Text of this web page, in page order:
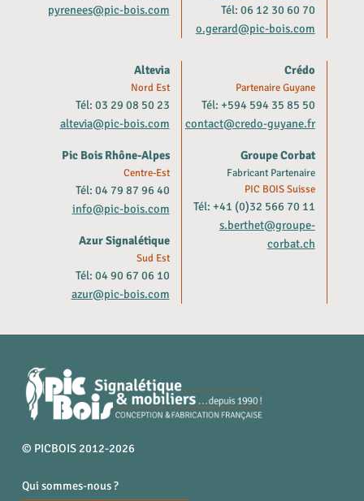
pyrenees@pic-bois.com
Tél: 06 12 30 60 70
o.gerard@pic-bois.com
Altevia
Nord Est
Tél: 03 29 08 50 23
altevia@pic-bois.com
Pic Bois Rhône-Alpes
Centre-Est
Tél: 04 79 87 96 40
info@pic-bois.com
Azur Signalétique
Sud Est
Tél: 04 90 67 06 10
azur@pic-bois.com
Crédo
Partenaire Guyane
Tél: +594 594 35 85 50
contact@credo-guyane.fr
Groupe Corbat
Fabricant Partenaire
PIC BOIS Suisse
Tél: +41 (0)32 566 70 11
s.berthet@groupe-
corbat.ch
© PICBOIS 2012-2026
Qui sommes-nous ?